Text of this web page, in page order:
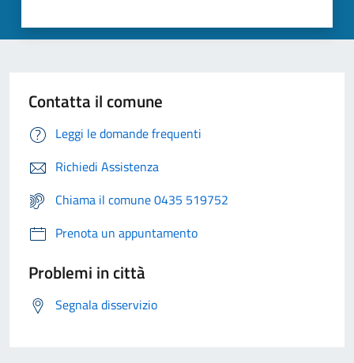
Contatta il comune
Leggi le domande frequenti
Richiedi Assistenza
Chiama il comune 0435 519752
Prenota un appuntamento
Problemi in città
Segnala disservizio